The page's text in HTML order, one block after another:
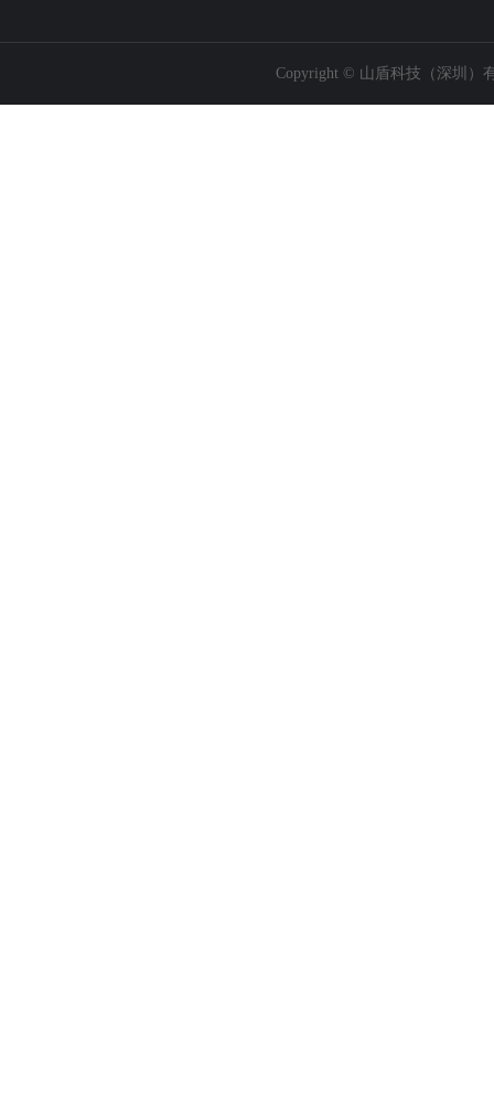
Copyright © 山盾科技（深圳）